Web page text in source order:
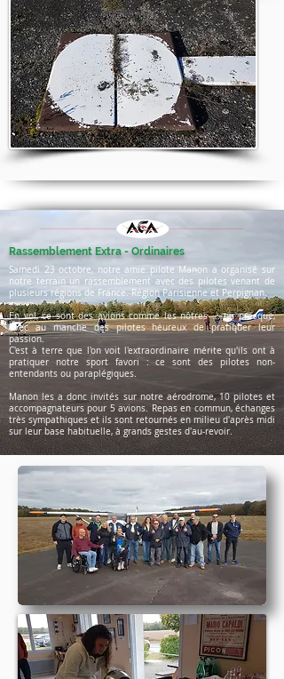
Rassemblement Extra - Ordinaires
Samedi 23 octobre, notre amie pilote Manon a organisé sur
notre terrain un rassemblement avec des pilotes venant de
plusieurs régions de France. Région Parisienne et Perpignan.
En vol, ce sont des avions comme les nôtres ... ou presque,
avec au manche des pilotes heureux de pratiquer leur
passion.
C'est à terre que l'on voit l'extraordinaire mérite qu'ils ont à
pratiquer notre sport favori : ce sont des pilotes non-
entendants ou paraplégiques.
Manon les a donc invités sur notre aérodrome, 10 pilotes et
accompagnateurs pour 5 avions. Repas en commun, échanges
très sympathiques et ils sont retournés en milieu d'après midi
sur leur base habituelle, à grands gestes d'au-revoir.